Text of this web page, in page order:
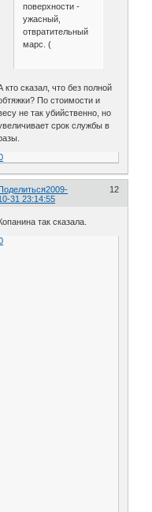
поверхности -
ужасный,
отвратительный
марс. (
кто сказал, что без полной
По стоимости и
не так убийственно, но
срок службы в
12
2009-
31 23:14:55
так сказала.